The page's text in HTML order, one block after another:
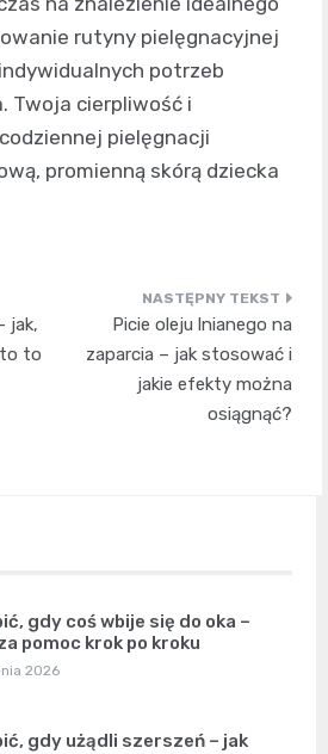
rutyny pielęgnacyjnej
potrzeb
Twoja cierpliwość i
pielęgnacji
promienną skórą dziecka
jak,
to
Picie oleju lnianego na
zaparcia – jak stosować i
jakie efekty można
osiągnąć?
gdy coś wbije się do oka –
pomoc krok po kroku
2026
gdy użądli szerszeń – jak